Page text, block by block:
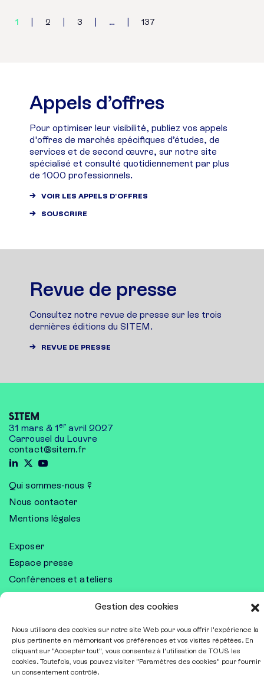
Gestion des cookies
Nous utilisons des cookies sur notre site Web pour vous offrir l'expérience la
plus pertinente en mémorisant vos préférences et vos visites répétées. En
cliquant sur "Accepter tout", vous consentez à l'utilisation de TOUS les
cookies. Toutefois, vous pouvez visiter "Paramètres des cookies" pour fournir
un consentement contrôlé.
1 2 3 … 137
Appels d’offres
Pour optimiser leur visibilité, publiez vos appels
d'offres de marchés spécifiques d’études, de
services et de second œuvre, sur notre site
spécialisé et consulté quotidiennement par plus
de 1000 professionnels.
VOIR LES APPELS D'OFFRES
SOUSCRIRE
Revue de presse
Consultez notre revue de presse sur les trois
dernières éditions du SITEM.
REVUE DE PRESSE
31 mars & 1er avril 2027
Carrousel du Louvre
contact@sitem.fr
Qui sommes-nous ?
Nous contacter
Mentions légales
Exposer
Espace presse
Conférences et ateliers
Restez informé•e
Recevoir notre newsletter